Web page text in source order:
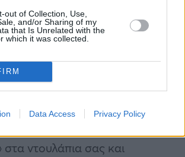
out of Collection, Use,
and/or Sharing of my
that Is Unrelated with the
which it was collected.
Data Access Privacy Policy
το ξεσκονόπανο. Είδατε
ντουλάπια σας και